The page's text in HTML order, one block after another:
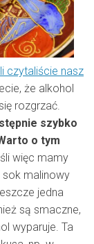
czytaliście nasz
że alkohol
rozgrzać.
szybko
o tym
więc mamy
sok malinowy
jedna
są smaczne,
wyparuje. Ta